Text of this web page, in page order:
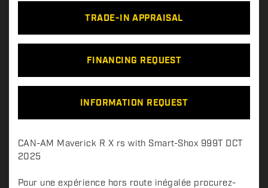
TRADE-IN APPRAISAL
FINANCING REQUEST
INFORMATION REQUEST
D
e
CAN-AM Maverick R X rs with Smart-Shox 999T DCT
2025
Pour une expérience hors route inégalée procurez-